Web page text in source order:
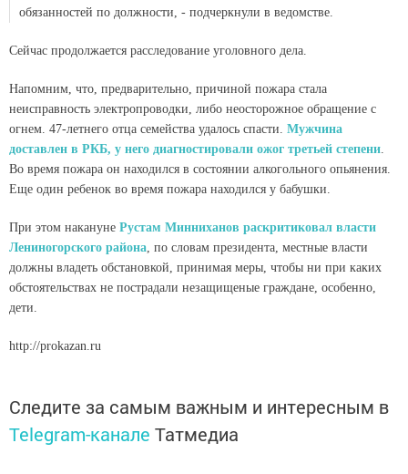
обязанностей по должности, - подчеркнули в ведомстве.
Сейчас продолжается расследование уголовного дела.
Напомним, что, предварительно, причиной пожара стала
неисправность электропроводки, либо неосторожное обращение с
огнем. 47-летнего отца семейства удалось спасти. Мужчина
доставлен в РКБ, у него диагностировали ожог третьей степени
Во время пожара он находился в состоянии алкогольного опьянения.
Еще один ребенок во время пожара находился у бабушки.
При этом накануне Рустам Минниханов раскритиковал власти
Лениногорского района , по словам президента, местные власти
должны владеть обстановкой, принимая меры, чтобы ни при каких
обстоятельствах не пострадали незащищеные граждане, особенно,
дети.
http://prokazan.ru
Следите за самым важным и интересным в
Telegram-канале Татмедиа